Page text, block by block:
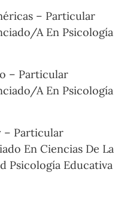
– Particular
A En Psicología
– Particular
A En Psicología
– Particular
En Ciencias De La
Psicología Educativa